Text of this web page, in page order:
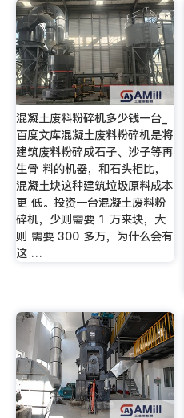
混凝土废料粉碎机多少钱一台_
百度文库混凝土废料粉碎机是将
建筑废料粉碎成石子、沙子等再
生骨 料的机器，和石头相比，
混凝土块这种建筑垃圾原料成本
更 低。投资一台混凝土废料粉
碎机，少则需要 1 万来块，大
则 需要 300 多万，为什么会有
这 …